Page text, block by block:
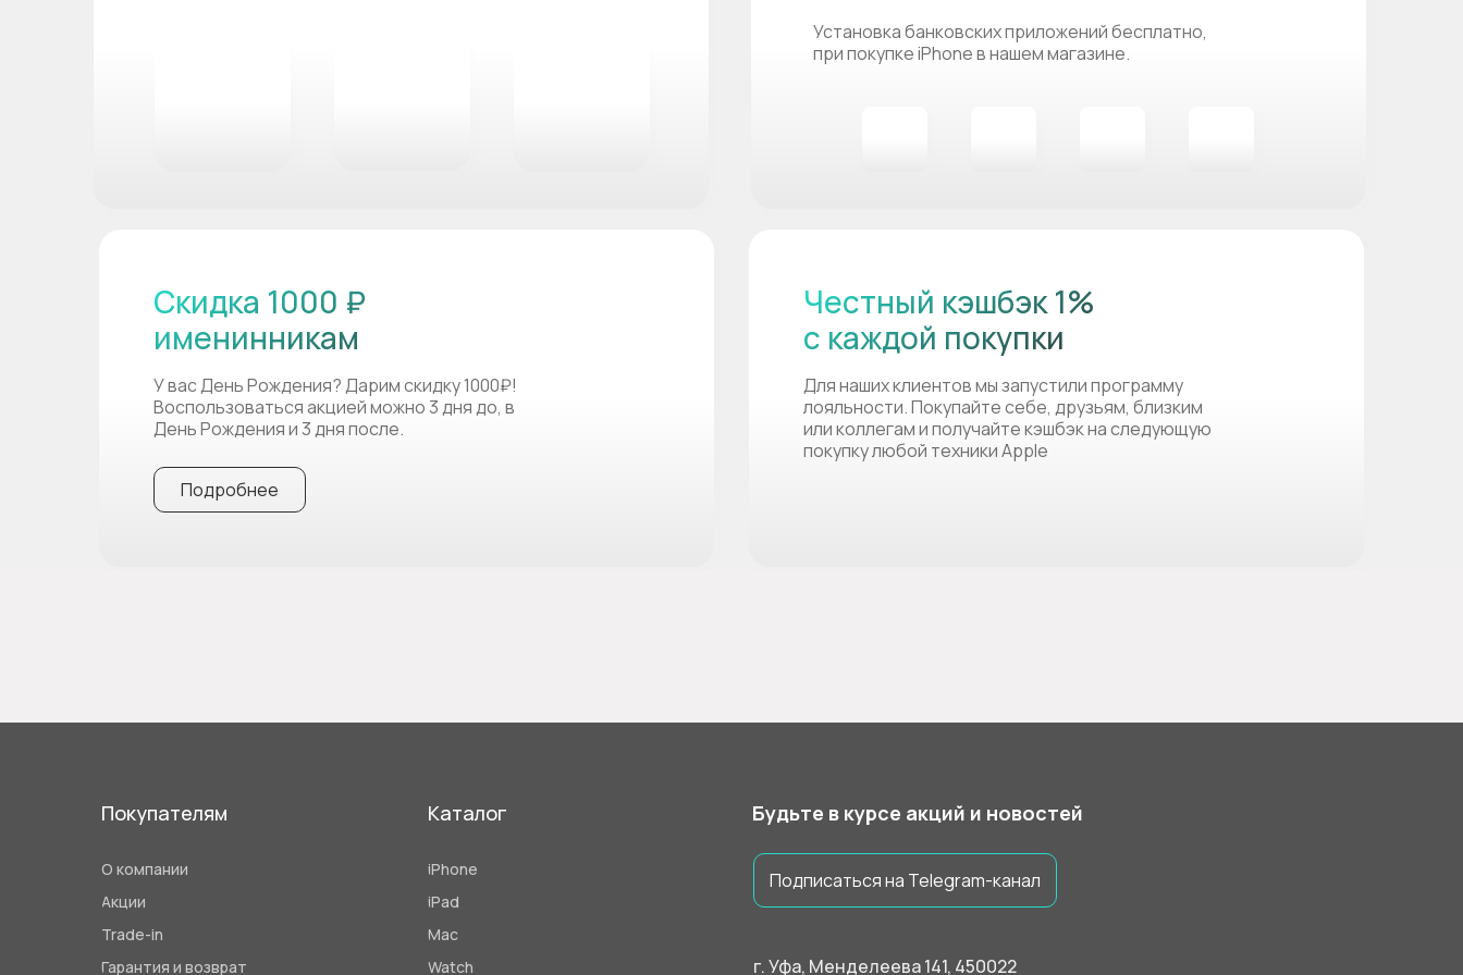
Установка банковских приложений бесплатно,
при покупке iPhone в нашем магазине.
Подробнее
Скидка 1000 ₽
именинникам
Для наших клиентов мы запустили программу
лояльности. Покупайте себе, друзьям, близким
или коллегам и получайте кэшбэк на следующую
покупку любой техники Apple
Честный кэшбэк 1%
с каждой покупки
У вас День Рождения? Дарим скидку 1000₽!
Воспользоваться акцией можно 3 дня до, в
День Рождения и 3 дня после.
О компании
Будьте в курсе акций и новостей
Акции
Trade-in
Гарантия и возврат
г. Уфа, Менделеева 141, 450022
Покупателям
iPhone
iPad
Mac
Watch
Каталог
Подписаться на Telegram-канал